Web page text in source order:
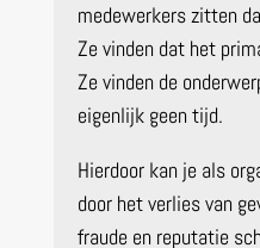
medewerkers zitten
Ze vinden dat het
Ze vinden de
eigenlijk geen tijd.
Hierdoor kan je als
door het verlies van
fraude en reputatie